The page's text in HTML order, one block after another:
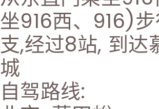
坐916西、916)
支,经过8站, 到达
城
自驾路线: